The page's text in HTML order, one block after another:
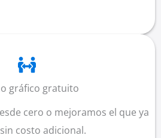
gráfico gratuito
cero o mejoramos el que ya
costo adicional.